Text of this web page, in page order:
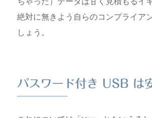
絶対に無きよう自らのコンプライア
しょう。
パスワード付き USB は